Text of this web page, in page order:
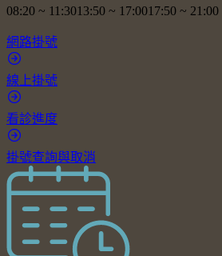
08:20 ~ 11:3013:50 ~ 17:0017:50 ~ 21:00
網路掛號
線上掛號
看診進度
掛號查詢與取消